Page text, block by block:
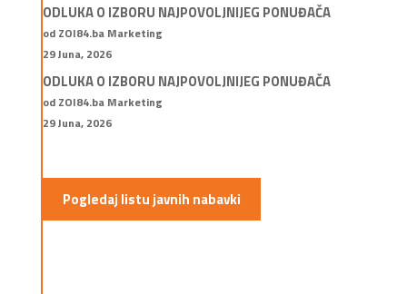
ODLUKA O IZBORU NAJPOVOLJNIJEG PONUĐAČA
od ZOI84.ba Marketing
29 Juna, 2026
ODLUKA O IZBORU NAJPOVOLJNIJEG PONUĐAČA
od ZOI84.ba Marketing
29 Juna, 2026
Pogledaj listu javnih nabavki